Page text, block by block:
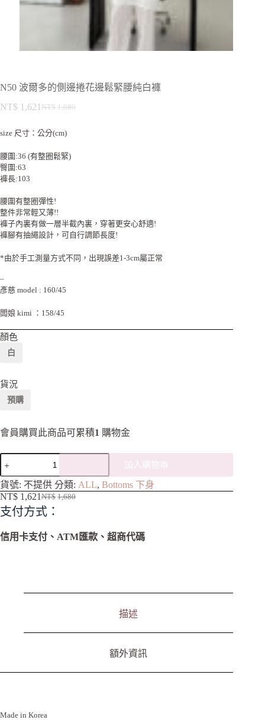
N50 波爾多的側邊捲花邊鬆緊腰純白褲
NT$ 1,680
NT$ 1,621
size 尺寸：公分(cm)
腰圍:36 (有整圈鬆緊)
臀圍:63
褲長:103
腰圍有整圈彈性!
整件非常輕又薄!!
褲子內裏有做一層半截內裏，穿著更安心舒適!
褲腳有抽繩設計，可自行調節長度!
*由於手工測量方式不同，出現誤差1-3cm屬正常
–
彥慈 model : 160/45
闆娘 kimi ：158/45
顏色
白
貨況
預購
會員購買此商品可累積1 購物金
加入購物車
A
l
e
n
貨號: 不提供 分類: ALL, Bottoms 下身
NT$ 1,680
NT$ 1,621
支付方式：
信用卡支付、ATM匯款、超商代碼
描述
額外資訊
Made in Korea